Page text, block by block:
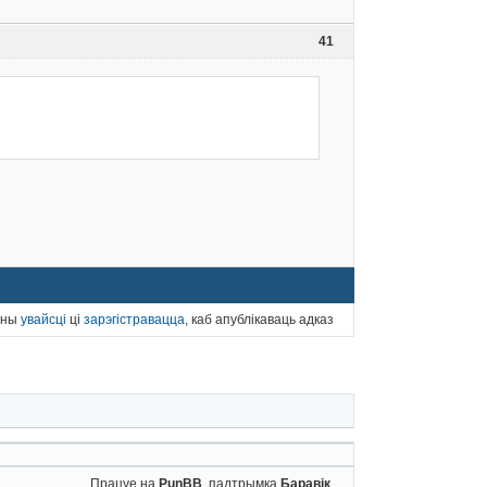
41
увайсці ці зарэгістравацца, каб апублікаваць адказ
Працуе на PunBB , падтрымка Баравік